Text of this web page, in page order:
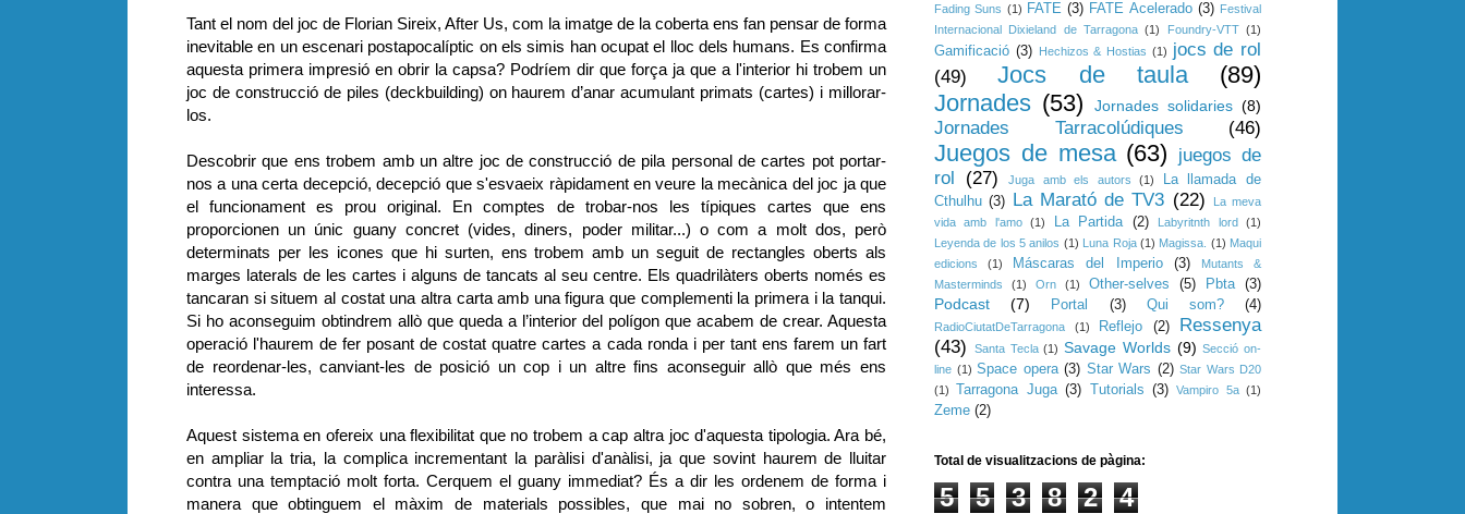
Tant el nom del joc de Florian Sireix, After Us, com la imatge de la coberta ens fan pensar de forma
inevitable en un escenari postapocalíptic on els simis han ocupat el lloc dels humans. Es confirma
aquesta primera impresió en obrir la capsa? Podríem dir que força ja que a l'interior hi trobem un
joc de construcció de piles (deckbuilding) on haurem d’anar acumulant primats (cartes) i millorar-
los.
Descobrir que ens trobem amb un altre joc de construcció de pila personal de cartes pot portar-
nos a una certa decepció, decepció que s'esvaeix ràpidament en veure la mecànica del joc ja que
el funcionament es prou original. En comptes de trobar-nos les típiques cartes que ens
proporcionen un únic guany concret (vides, diners, poder militar...) o com a molt dos, però
determinats per les icones que hi surten, ens trobem amb un seguit de rectangles oberts als
marges laterals de les cartes i alguns de tancats al seu centre. Els quadrilàters oberts només es
tancaran si situem al costat una altra carta amb una figura que complementi la primera i la tanqui.
Si ho aconseguim obtindrem allò que queda a l’interior del polígon que acabem de crear. Aquesta
operació l'haurem de fer posant de costat quatre cartes a cada ronda i per tant ens farem un fart
de reordenar-les, canviant-les de posició un cop i un altre fins aconseguir allò que més ens
interessa.
Aquest sistema en ofereix una flexibilitat que no trobem a cap altra joc d'aquesta tipologia. Ara bé,
en ampliar la tria, la complica incrementant la paràlisi d'anàlisi, ja que sovint haurem de lluitar
contra una temptació molt forta. Cerquem el guany immediat? És a dir les ordenem de forma i
manera que obtinguem el màxim de materials possibles, que mai no sobren, o intentem
Fading Suns (1) FATE (3) FATE Acelerado (3)
Festival
Internacional Dixieland de Tarragona (1) Foundry-VTT (1)
Gamificació (3) Hechizos & Hostias (1) jocs de rol
(49)
Jocs de taula
(89)
Jornades (53) Jornades solidaries (8)
Jornades Tarracolúdiques (46)
Juegos de mesa (63)
juegos de
rol
(27) Juga amb els autors (1)
La llamada de
Cthulhu (3) La Marató de TV3 (22)
La meva
vida amb l'amo
(1) La Partida (2) Labyritnth lord
(1)
Leyenda de los 5 anilos (1) Luna Roja (1) Magissa. (1) Maqui
edicions
(1) Máscaras del Imperio (3)
Mutants &
Masterminds
(1) Orn (1) Other-selves (5) Pbta (3)
Podcast (7) Portal (3) Qui som? (4)
RadioCiutatDeTarragona (1) Reflejo (2)
Ressenya
(43)
Santa Tecla (1) Savage Worlds (9) Secció on-
line (1) Space opera (3) Star Wars (2) Star Wars D20
(1)
Tarragona Juga (3) Tutorials (3) Vampiro 5a (1)
Zeme (2)
Total de visualitzacions de pàgina:
5 5 3 8 2 4